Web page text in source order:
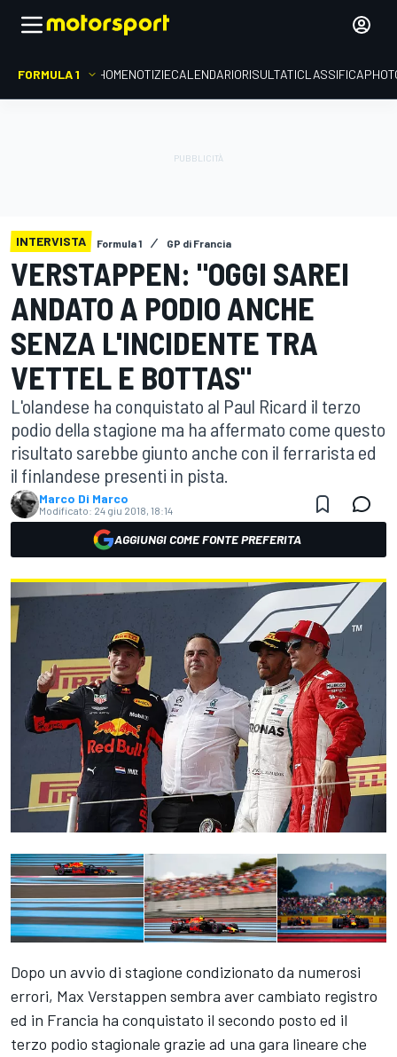
FORMULA 1 HOMENOTIZIECALENDARIORISULTATICLASSIFICA
INTERVISTA Formula 1 GP di Francia
VERSTAPPEN: "OGGI SAREI
ANDATO A PODIO ANCHE
SENZA L'INCIDENTE TRA
VETTEL E BOTTAS"
L'olandese ha conquistato al Paul Ricard il terzo
podio della stagione ma ha affermato come questo
risultato sarebbe giunto anche con il ferrarista ed
il finlandese presenti in pista.
Marco Di Marco
Modificato: 24 giu 2018, 18:14
AGGIUNGI COME FONTE PREFERITA
Dopo un avvio di stagione condizionato da numerosi
errori, Max Verstappen sembra aver cambiato registro
ed in Francia ha conquistato il secondo posto ed il
terzo podio stagionale grazie ad una gara lineare che